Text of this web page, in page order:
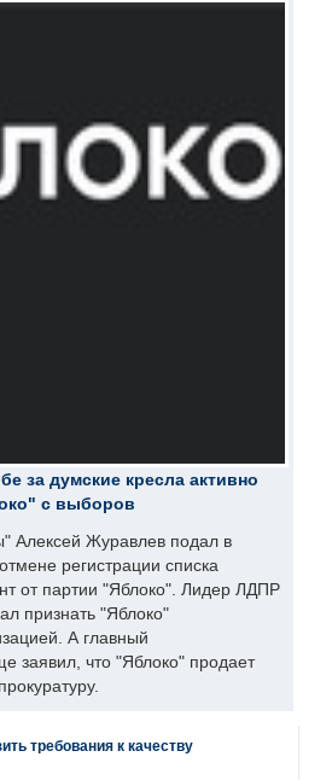
за думские кресла активно
с выборов
Алексей Журавлев подал в
регистрации списка
от партии "Яблоко". Лидер ЛДПР
признать "Яблоко"
А главный
заявил, что "Яблоко" продает
требования к качеству